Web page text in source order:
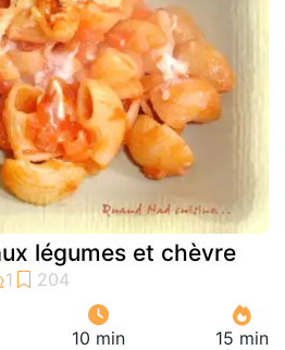
légumes et chèvre
10 min 15 min